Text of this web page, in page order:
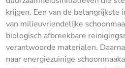
krijgen. Een van de
van milieuvriendelijke
biologisch afbreekbare
verantwoorde materialen.
naar energiezuinige